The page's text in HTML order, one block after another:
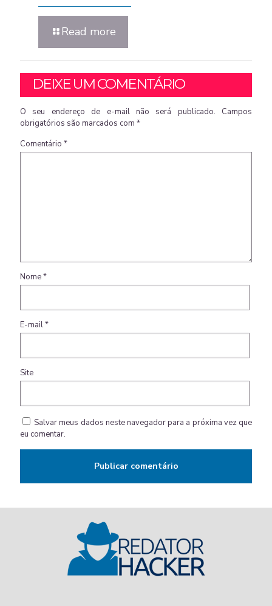
Read more
DEIXE UM COMENTÁRIO
O seu endereço de e-mail não será publicado.
Campos
obrigatórios são marcados com *
Comentário *
Nome*
E-mail*
Site
Salvar meus dados neste navegador para a próxima vez que
eu comentar.